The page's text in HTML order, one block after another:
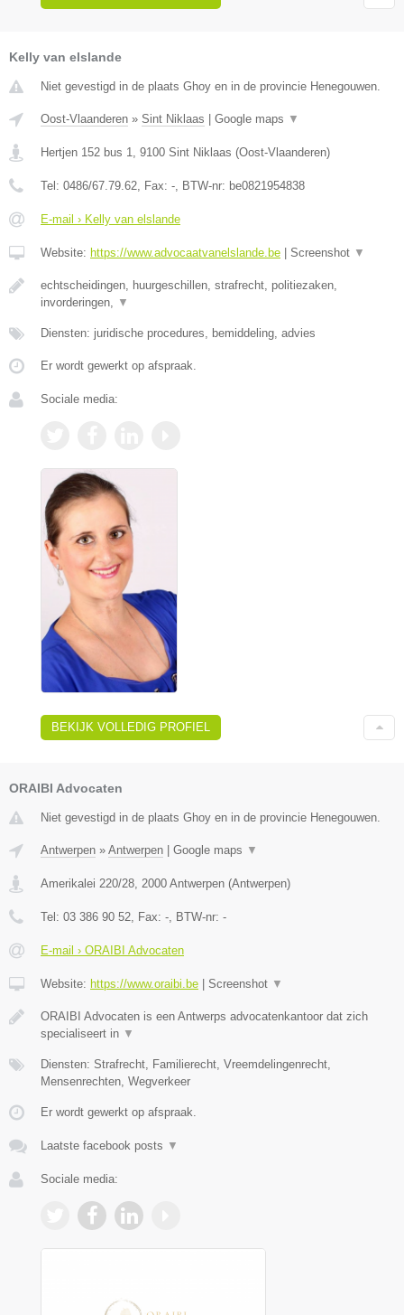
Kelly van elslande
Niet gevestigd in de plaats Ghoy en in de provincie Henegouwen.
Oost-Vlaanderen » Sint Niklaas Google maps ▼
Hertjen 152 bus 1 9100 Sint Niklaas (Oost-Vlaanderen)
Tel: 0486/67.79.62 , Fax: - , BTW-nr: be0821954838
E-mail › Kelly van elslande
Website: https://www.advocaatvanelslande.be Screenshot ▼
echtscheidingen, huurgeschillen, strafrecht, politiezaken,
invorderingen,
▼
Diensten: juridische procedures, bemiddeling, advies
Er wordt gewerkt op afspraak.
Sociale media:
BEKIJK VOLLEDIG PROFIEL
ORAIBI Advocaten
Niet gevestigd in de plaats Ghoy en in de provincie Henegouwen.
Antwerpen » Antwerpen | Google maps ▼
Amerikalei 220/28 2000 Antwerpen (Antwerpen)
Tel: 03 386 90 52 , Fax: - , BTW-nr: -
E-mail › ORAIBI Advocaten
Website: https://www.oraibi.be | Screenshot ▼
ORAIBI Advocaten is een Antwerps advocatenkantoor dat zich
specialiseert in ▼
Diensten: Strafrecht, Familierecht, Vreemdelingenrecht,
Mensenrechten, Wegverkeer
Er wordt gewerkt op afspraak.
Laatste facebook posts ▼
Sociale media: